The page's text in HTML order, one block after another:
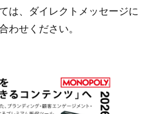
は、ダイレクトメッセージに
わせください。